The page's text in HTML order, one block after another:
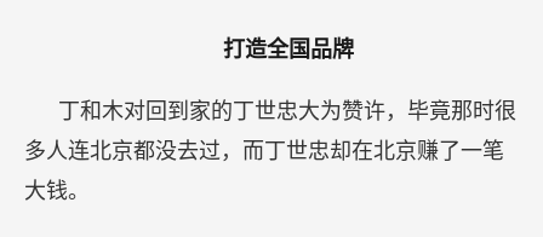
打造全国品牌
丁和木对回到家的丁世忠大为赞许，毕竟那时很
多人连北京都没去过，而丁世忠却在北京赚了一笔
大钱。